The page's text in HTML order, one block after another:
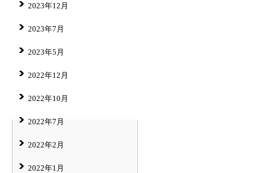
2023年12月
2023年7月
2023年5月
2022年12月
2022年10月
2022年7月
2022年2月
2022年1月